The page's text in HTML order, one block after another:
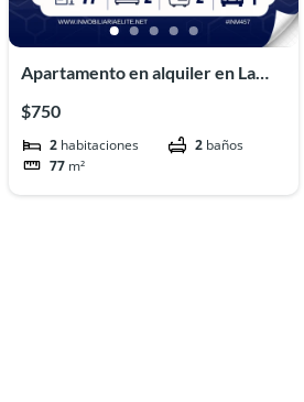
Apartamento en alquiler en La
$750
2 habitaciones 2 baños
77 m²